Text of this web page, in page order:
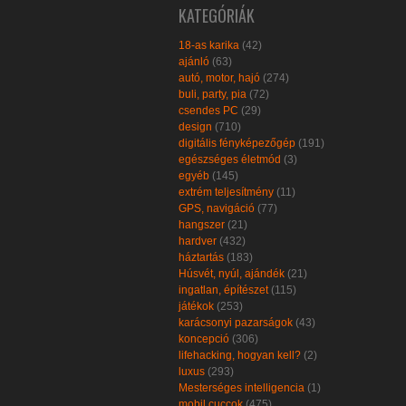
KATEGÓRIÁK
18-as karika (42)
ajánló (63)
autó, motor, hajó (274)
buli, party, pia (72)
csendes PC (29)
design (710)
digitális fényképezőgép (191)
egészséges életmód (3)
egyéb (145)
extrém teljesítmény (11)
GPS, navigáció (77)
hangszer (21)
hardver (432)
háztartás (183)
Húsvét, nyúl, ajándék (21)
ingatlan, építészet(115)
játékok (253)
karácsonyi pazarságok (43)
koncepció (306)
lifehacking, hogyan kell? (2)
luxus (293)
Mesterséges intelligencia (1)